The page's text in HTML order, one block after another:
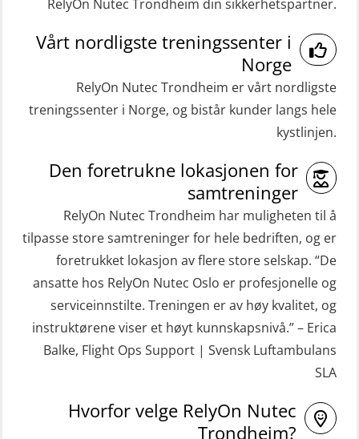
(RBSBLE009)
Gass kurs H2S (OSP105)
Grunnleggende sikkerhetskurs –
Repetisjon (Norsk) for
beredskapspersonell med E-læring
HLO/MOB/Søk- og Redningslag
kombinasjon – repetisjon (OSC1162)
HLO/Søk & Redningslag kombinasjon
– repetisjon (OSC1161)
Helikopterevakuering inkl.
Pustelunge (OSE1251)
Helikopterevakuering med HABD,
inkl. Brannslukking og Førstehjelp-
Helikopterevakuering med HABD,
Oppdatering medisinsk behandling 8
ROC sertifikat grunnleggende
ROC sertifikat repetisjon (GMDSS)
(ORC103)
STCW Grunnkurs Redningsfarkoster
(MBSBLE022)
STCW Hurtiggående mann over bord
båt (HMOB) (MSE100)
STCW Hurtiggående mann over bord
båt (HMOB) oppdatering (MSE1001)
STCW Livbåtfører redningsfarkoster
32 t (MSE1031)
STCW Mann-Over-Bord
RelyOn Nutec Trondheim din sikkerhetspartner.
Vårt nordligste treningssenter i
Norge
RelyOn Nutec Trondheim er vårt nordligste
treningssenter i Norge, og bistår kunder langs hele
kystlinjen.
Den foretrukne lokasjonen for
samtreninger
RelyOn Nutec Trondheim har muligheten til å
tilpasse store samtreninger for hele bedriften, og er
foretrukket lokasjon av flere store selskap. “De
ansatte hos RelyOn Nutec Oslo er profesjonelle og
serviceinnstilte. Treningen er av høy kvalitet, og
instruktørene viser et høyt kunnskapsnivå.” – Erica
Balke, Flight Ops Support | Svensk Luftambulans
SLA
Hvorfor velge RelyOn Nutec
Trondheim?